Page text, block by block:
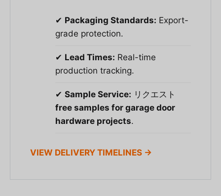
✔ Packaging Standards: Export-
grade protection.
✔ Lead Times: Real-time
production tracking.
✔ Sample Service: リクエスト
free samples for garage door
hardware projects.
VIEW DELIVERY TIMELINES →